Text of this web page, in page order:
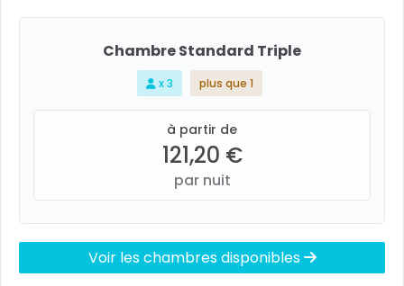
Chambre Standard Triple
x 3 plus que 1
à partir de
121,20 €
par nuit
Voir les chambres disponibles